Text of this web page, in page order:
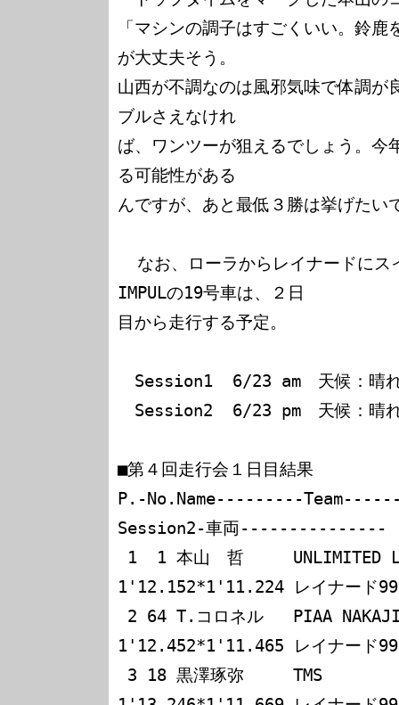
「マシンの調子はすごくいい。鈴
が大丈夫そう。
山西が不調なのは風邪気味で体調が
ブルさえなけれ
ば、ワンツーが狙えるでしょう。今
る可能性がある
んですが、あと最低３勝は挙げたい
IMPULの19号車は、２日
目から走行する予定。
Session1  6/23 am　天候：晴れ
Session2  6/23 pm　天候：晴れ
■第４回走行会１日目結果
P.-No.Name---------
Session2-車両---------------
1'12.152*1'11.224 レイナード
1'12.452*1'11.465 レイナード